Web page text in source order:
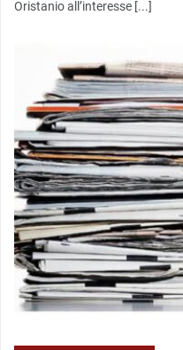
Oristanio all’interesse [...]